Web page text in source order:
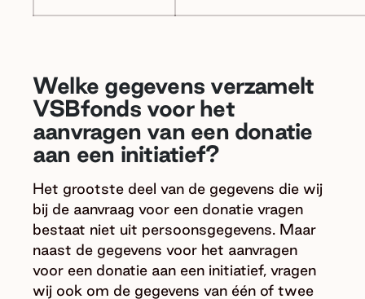
Welke gegevens verzamelt
VSBfonds voor het
aanvragen van een donatie
aan een initiatief?
Het grootste deel van de gegevens die wij
bij de aanvraag voor een donatie vragen
bestaat niet uit persoonsgegevens. Maar
naast de gegevens voor het aanvragen
voor een donatie aan een initiatief, vragen
wij ook om de gegevens van één of twee